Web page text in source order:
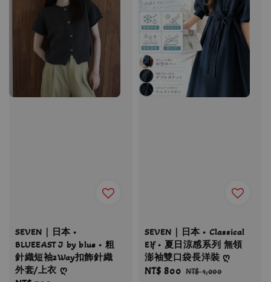
SEVEN｜日本 •
BLUEEAST J by blue • 粗
針織短袖2Way扣飾針織
外套/上衣 ღ
SEVEN｜日本 • Classical
Elf • 夏日涼感系列 無領
澎袖雙口袋長洋裝 ღ
Sale
NT$ 800 Regular
NT$ 1,000